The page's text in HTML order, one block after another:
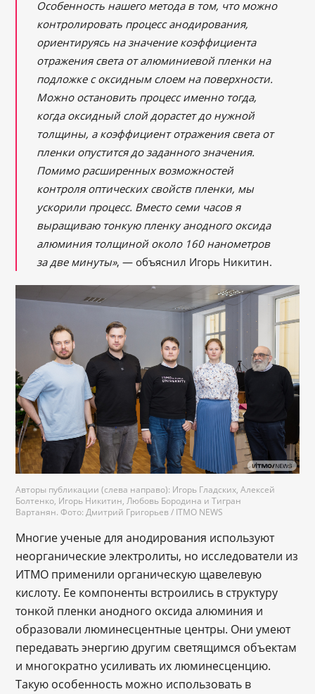
Особенность нашего метода в том, что можно
контролировать процесс анодирования,
ориентируясь на значение коэффициента
отражения света от алюминиевой пленки на
подложке с оксидным слоем на поверхности.
Можно остановить процесс именно тогда,
когда оксидный слой дорастет до нужной
толщины, а коэффициент отражения света от
пленки опустится до заданного значения.
Помимо расширенных возможностей
контроля оптических свойств пленки, мы
ускорили процесс. Вместо семи часов я
выращиваю тонкую пленку анодного оксида
алюминия толщиной около 160 нанометров
за две минуты», — объяснил Игорь Никитин.
Авторы публикации (слева направо): Игорь Гладских, Алексей
Болтенко, Игорь Никитин, Любовь Бородина и Тигран
Вартанян. Фото: Дмитрий Григорьев / ITMO NEWS
Многие ученые для анодирования используют
неорганические электролиты, но исследователи из
ИТМО применили органическую щавелевую
кислоту. Ее компоненты встроились в структуру
тонкой пленки анодного оксида алюминия и
образовали люминесцентные центры. Они умеют
передавать энергию другим светящимся объектам
и многократно усиливать их люминесценцию.
Такую особенность можно использовать в